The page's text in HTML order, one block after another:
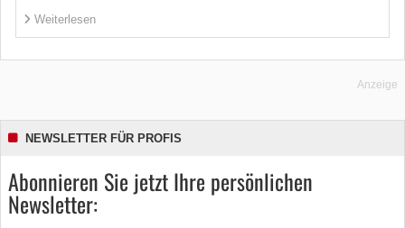
Weiterlesen
Anzeige
NEWSLETTER FÜR PROFIS
Abonnieren Sie jetzt Ihre persönlichen
Newsletter: